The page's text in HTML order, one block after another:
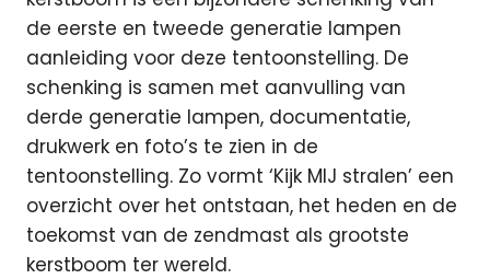
de eerste en tweede generatie lampen
aanleiding voor deze tentoonstelling. De
schenking is samen met aanvulling van
derde generatie lampen, documentatie,
drukwerk en foto’s te zien in de
tentoonstelling. Zo vormt ‘Kijk MIJ stralen’ een
overzicht over het ontstaan, het heden en de
toekomst van de zendmast als grootste
kerstboom ter wereld.